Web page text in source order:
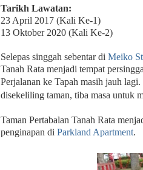
Tarikh Lawatan:
23 April 2017 (Kali Ke-1)
13 Oktober 2020 (Kali Ke-2)
Selepas singgah sebentar di Meiko
Tanah Rata menjadi tempat
Perjalanan ke Tapah masih jauh lagi.
disekeliling taman, tiba masa untuk
Taman Pertabalan Tanah Rata
penginapan di Parkland Apartment.